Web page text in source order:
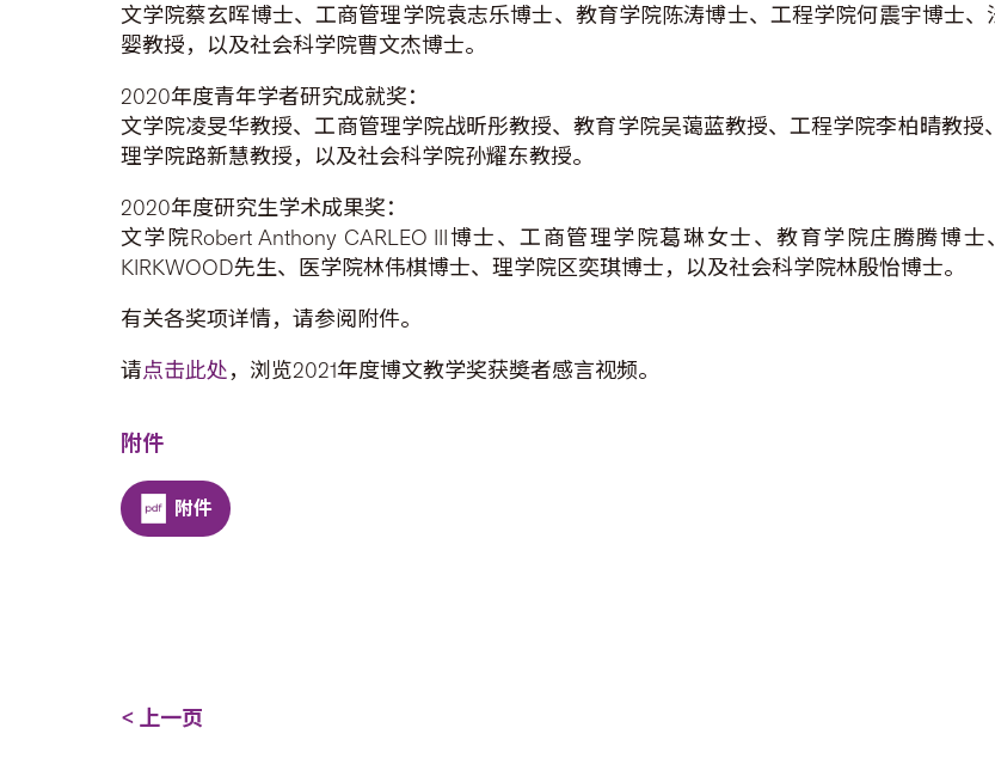
文学院蔡玄晖博士、工商管理学院袁志乐博士、教育学院陈涛博士、工程学院何震宇博士
婴教授，以及社会科学院曹文杰博士。
2020年度青年学者研究成就奖：
文学院凌旻华教授、工商管理学院战昕彤教授、教育学院吴蔼蓝教授、工程学院李柏晴教授
理学院路新慧教授，以及社会科学院孙耀东教授。
2020年度研究生学术成果奖：
文学院Robert Anthony CARLEO III博士、工商管理学院葛琳女士、教育学院庄腾腾博
KIRKWOOD先生、医学院林伟棋博士、理学院区奕琪博士，以及社会科学院林殷怡博士。
有关各奖项详情，请参阅附件。
请点击此处，浏览2021年度博文教学奖获奬者感言视频。
附件
附件
< 上一页